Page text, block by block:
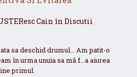
Cain în Discutii
sa deschid drumul... Am patit-o
în urma unuia sa mă f...a aiurea
primul.